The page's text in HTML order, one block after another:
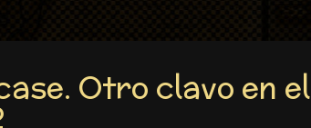
Otro clavo en el